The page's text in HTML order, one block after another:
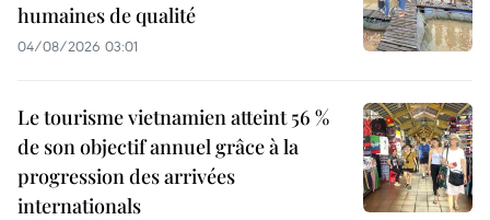
humaines de qualité
04/08/2026 03:01
Le tourisme vietnamien atteint 56 %
de son objectif annuel grâce à la
progression des arrivées
internationals